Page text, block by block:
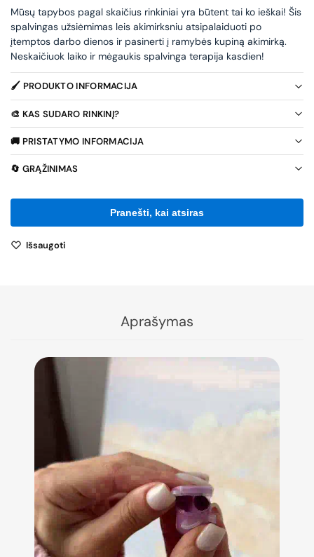
Mūsų tapybos pagal skaičius rinkiniai yra būtent tai ko ieškai! Šis
spalvingas užsiėmimas leis akimirksniu atsipalaiduoti po
įtemptos darbo dienos ir pasinerti į ramybės kupiną akimirką.
Neskaičiuok laiko ir mėgaukis spalvinga terapija kasdien!
🖌️ PRODUKTO INFORMACIJA
🎨 KAS SUDARO RINKINĮ?
🚚 PRISTATYMO INFORMACIJA
🔄 GRĄŽINIMAS
Išsaugoti
Aprašymas